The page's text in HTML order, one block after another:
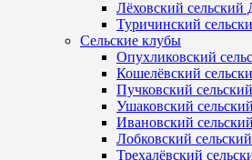
Лёховский сельский
Туричинский
Сельские клубы
Опухликовский
Кошелёвский
Пучковский
Ушаковский
Ивановский
Лобковский
Трехалёвский